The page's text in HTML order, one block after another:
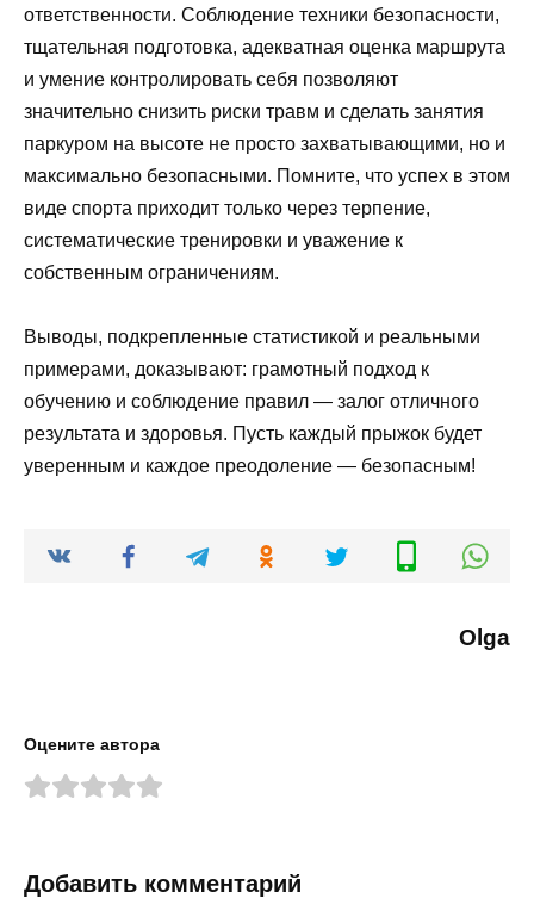
ответственности. Соблюдение техники безопасности,
тщательная подготовка, адекватная оценка маршрута
и умение контролировать себя позволяют
значительно снизить риски травм и сделать занятия
паркуром на высоте не просто захватывающими, но и
максимально безопасными. Помните, что успех в этом
виде спорта приходит только через терпение,
систематические тренировки и уважение к
собственным ограничениям.
Выводы, подкрепленные статистикой и реальными
примерами, доказывают: грамотный подход к
обучению и соблюдение правил — залог отличного
результата и здоровья. Пусть каждый прыжок будет
уверенным и каждое преодоление — безопасным!
Olga
Оцените автора
Добавить комментарий